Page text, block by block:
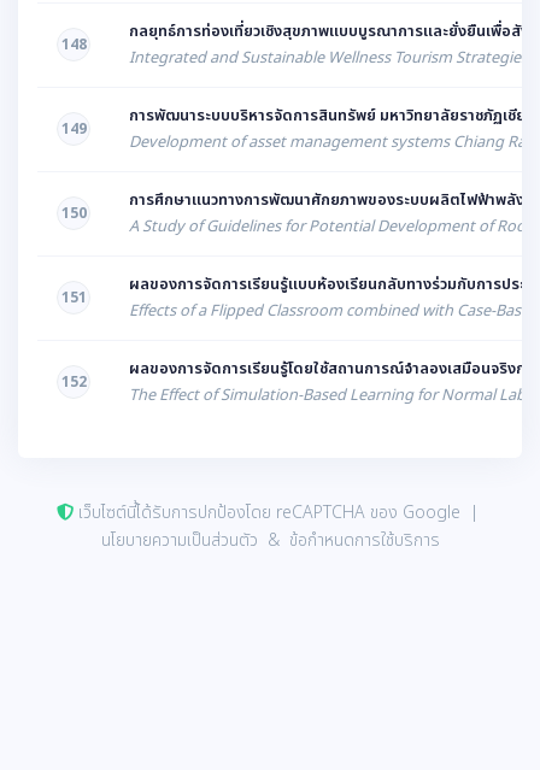
148
กลยุทธ์การท่องเที่ยวเชิงสุขภาพแบบบูรณาการและยั่งยืนเพื่อสัง
Integrated and Sustainable Wellness Tourism Strategies
149
การพัฒนาระบบบริหารจัดการสินทรัพย์ มหาวิทยาลัยราชภัฏเชียง
Development of asset management systems Chiang Rai
150
การศึกษาแนวทางการพัฒนาศักยภาพของระบบผลิตไฟฟ้าพลัง
A Study of Guidelines for Potential Development of
151
ผลของการจัดการเรียนรู้แบบห้องเรียนกลับทางร่วมกับการปร
Effects of a Flipped Classroom combined with Case-
152
ผลของการจัดการเรียนรู้โดยใช้สถานการณ์จำลองเสมือนจริง
The Effect of Simulation-Based Learning for Normal
เว็บไซต์นี้ได้รับการปกป้องโดย reCAPTCHA ของ Google |
นโยบายความเป็นส่วนตัว & ข้อกำหนดการใช้บริการ